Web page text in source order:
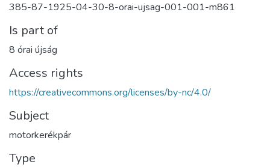
385-87-1925-04-30-8-orai-ujsag-001-001-m861
Is part of
8 órai újság
Access rights
https://creativecommons.org/licenses/by-nc/4.0/
Subject
motorkerékpár
Type